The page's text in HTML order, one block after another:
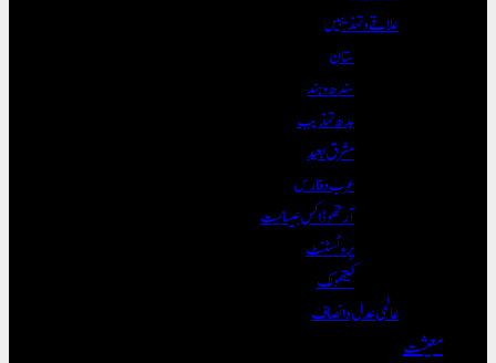
علاقے و تہذیبیں
ستان
سندھ و ہند
بدھ تہذیب
مشرق بعید
عرب و فارس
آرتھوڈاکس عیسائیت
پروٹسٹنٹ
کیتھولک
عالمی عدل و انصاف
معیشت